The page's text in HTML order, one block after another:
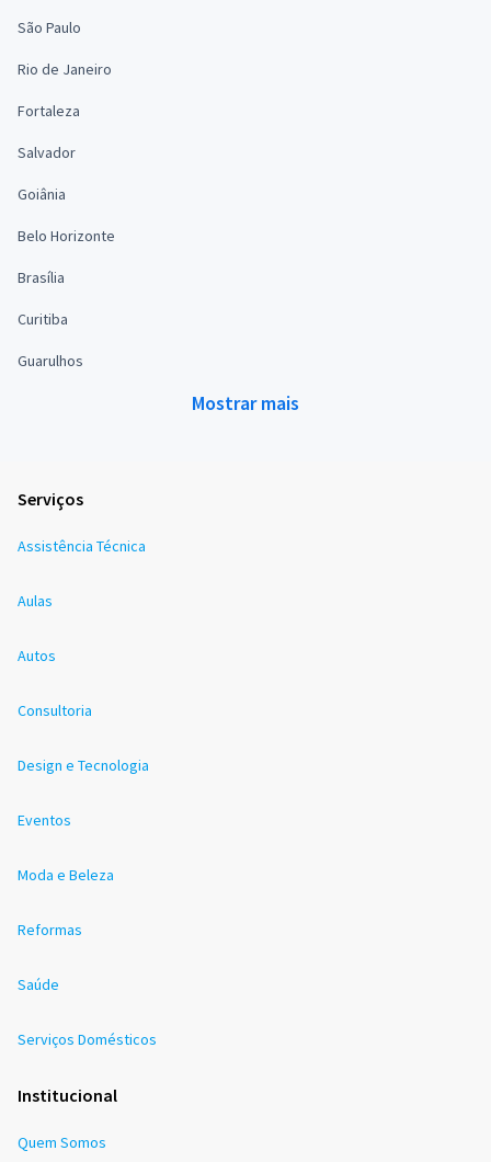
São Paulo
Rio de Janeiro
Fortaleza
Salvador
Goiânia
Belo Horizonte
Brasília
Curitiba
Guarulhos
Mostrar mais
Serviços
Assistência Técnica
Aulas
Autos
Consultoria
Design e Tecnologia
Eventos
Moda e Beleza
Reformas
Saúde
Serviços Domésticos
Institucional
Quem Somos